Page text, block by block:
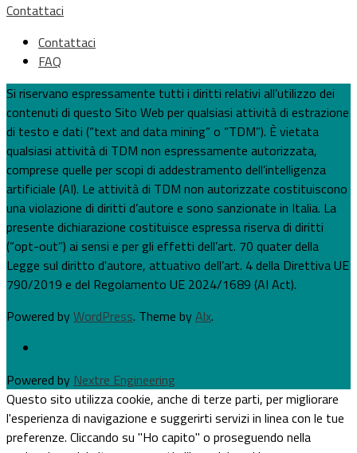
Contattaci
Contattaci
FAQ
Si riservano espressamente tutti i diritti relativi all’utilizzo dei
contenuti di questo Sito Web per qualsiasi attività di estrazione
di testo e dati (“text and data mining” o “TDM”). È vietata
qualsiasi attività di TDM non espressamente autorizzata,
comprese quelle per scopi di addestramento dell’intelligenza
artificiale (AI). Le attività di TDM non autorizzate costituiscono
una violazione di diritti d’autore e sono sanzionate in Italia. La
presente dichiarazione costituisce espressa riserva di diritti
(“opt-out”) ai sensi e per gli effetti dell’art. 70 quater della
Legge sul diritto d'autore, attuativo dell’art. 4 della Direttiva UE
790/2019 e del Regolamento UE 2024/1689 (AI Act).
Powered byWordPress. Theme byAlx.
Powered by Nextre Engineering
Questo sito utilizza cookie, anche di terze parti, per migliorare
l'esperienza di navigazione e suggerirti servizi in linea con le tue
preferenze. Cliccando su "Ho capito" o proseguendo nella